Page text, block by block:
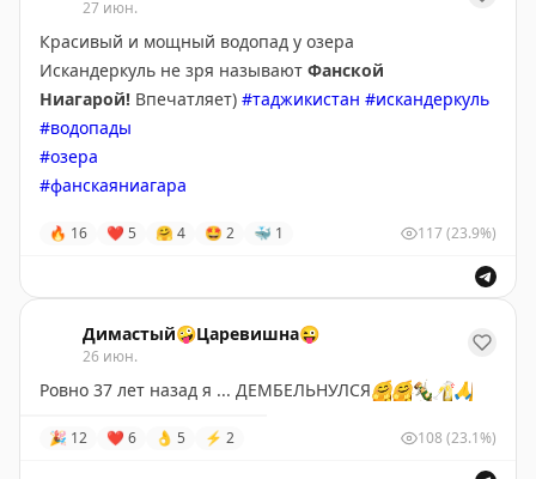
Спасибо всем участникам нашей экспедиции, было
здорово 🤗
#таджикистан
#кыргызстан
#памир
Удивительно красивые КОШКИ
#таджикистан
#кыргызстан
#памир
#яки
#мургаб
#снежныйбарс
27 июн.
Красивый и мощный водопад у озера
Искандеркуль не зря называют Фанской
Ниагарой! Впечатляет) #таджикистан #искандеркуль
#водопады
#озера
#фанскаяниагара
🔥 16 ❤ 5 🤗 4 🤩 2 🐳 1 117(23.9%)
Димастый🤪Царевишна😜
26 июн.
Ровно 37 лет назад я ... ДЕМБЕЛЬНУЛСЯ🤗🤗🍾 🥂🙏
🎉 12 ❤ 6 👌 5 ⚡ 2 108 (23.1%)